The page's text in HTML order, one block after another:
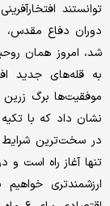
توانستند
دوران دفاع مقدس،
شد، امروز همان
به قله‌های جدید
موفقیت‌ها برگ
نشان داد که با
در سخت‌ترین شرایط
تنها آغاز راه است و
ارزشمندتری